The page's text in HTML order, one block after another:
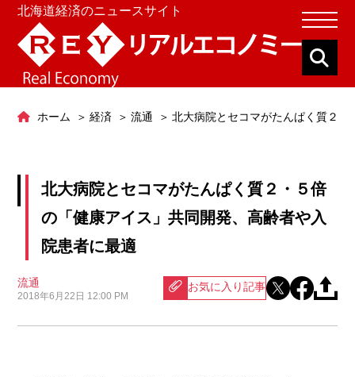
北海道経済のニュースサイト
ホーム 経済 流通 北大病院とセコマがたんぱく質２
北大病院とセコマがたんぱく質２・５倍
の「健康アイス」共同開発、高齢者や入
院患者に最適
流通
2018年6月22日 12:00 PM
お気に入り記事